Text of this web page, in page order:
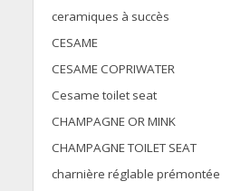
ceramiques à succès
CESAME
CESAME COPRIWATER
Cesame toilet seat
CHAMPAGNE OR MINK
CHAMPAGNE TOILET SEAT
charnière réglable prémontée